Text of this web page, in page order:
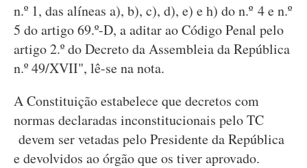
n.º 1, das alíneas a), b), c), d), e) e h) do n.º 4 e n.º
5 do artigo 69.º-D, a aditar ao Código Penal pelo
artigo 2.º do Decreto da Assembleia da República
n.º 49/XVII", lê-se na nota.
A Constituição estabelece que decretos com
normas declaradas inconstitucionais pelo TC
devem ser vetadas pelo Presidente da República
e devolvidos ao órgão que os tiver aprovado.